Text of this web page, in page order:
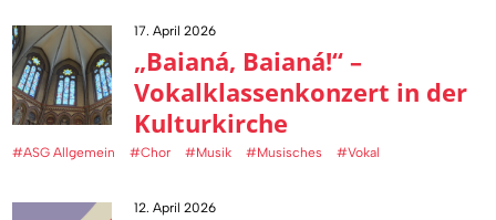
17. April 2026
„Baianá, Baianá!“ –
Vokalklassenkonzert in der
Kulturkirche
#ASG Allgemein #Chor #Musik #Musisches #Vokal
12. April 2026